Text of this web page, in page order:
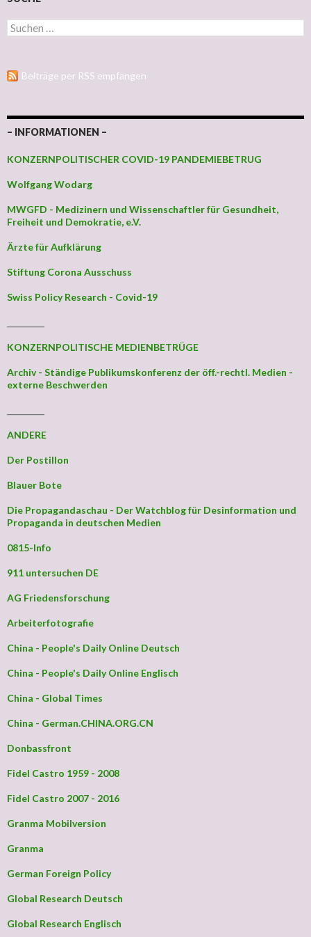
Suchen nach:
Beiträge per RSS empfangen
– INFORMATIONEN –
KONZERNPOLITISCHER COVID-19 PANDEMIEBETRUG
Wolfgang Wodarg
MWGFD - Medizinern und Wissenschaftler für Gesundheit,
Freiheit und Demokratie, e.V.
Ärzte für Aufklärung
Stiftung Corona Ausschuss
Swiss Policy Research - Covid-19
KONZERNPOLITISCHE MEDIENBETRÜGE
Archiv - Ständige Publikumskonferenz der öff.-rechtl. Medien -
externe Beschwerden
ANDERE
Der Postillon
Blauer Bote
Die Propagandaschau - Der Watchblog für Desinformation und
Propaganda in deutschen Medien
0815-Info
911 untersuchen DE
AG Friedensforschung
Arbeiterfotografie
China - People's Daily Online Deutsch
China - People's Daily Online Englisch
China - Global Times
China - German.CHINA.ORG.CN
Donbassfront
Fidel Castro 1959 - 2008
Fidel Castro 2007 - 2016
Granma Mobilversion
Granma
German Foreign Policy
Global Research Deutsch
Global Research Englisch